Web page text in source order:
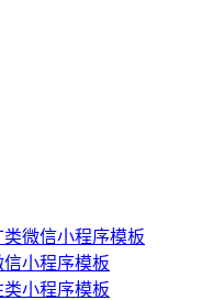
微信小程序模板
小程序模板
小程序模板